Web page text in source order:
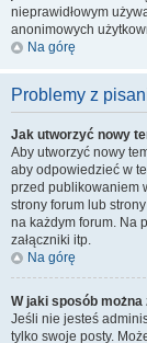
nieprawidłowym
anonimowych
Na górę
Problemy z
Jak utworzyć nowy
Aby utworzyć nowy
aby odpowiedzieć w
przed publikowaniem
strony forum lub
na każdym forum. Na
załączniki itp.
Na górę
W jaki sposób
Jeśli nie jesteś
tylko swoje posty.